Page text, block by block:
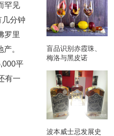
罕见
分钟
罗里
。
平
有一
盲品识别赤霞珠、
梅洛与黑皮诺
波本威士忌发展史